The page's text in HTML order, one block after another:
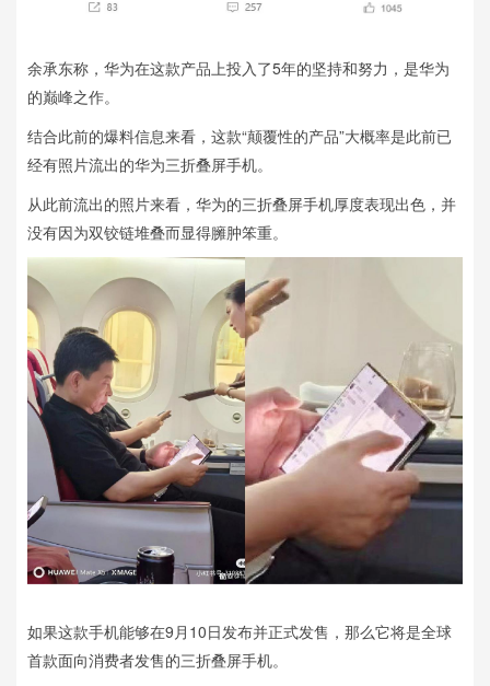
余承东称，华为在这款产品上投入了5年的坚持和努力，是华为
的巅峰之作。
结合此前的爆料信息来看，这款“颠覆性的产品”大概率是此前已
经有照片流出的华为三折叠屏手机。
从此前流出的照片来看，华为的三折叠屏手机厚度表现出色，并
没有因为双铰链堆叠而显得臃肿笨重。
如果这款手机能够在9月10日发布并正式发售，那么它将是全球
首款面向消费者发售的三折叠屏手机。